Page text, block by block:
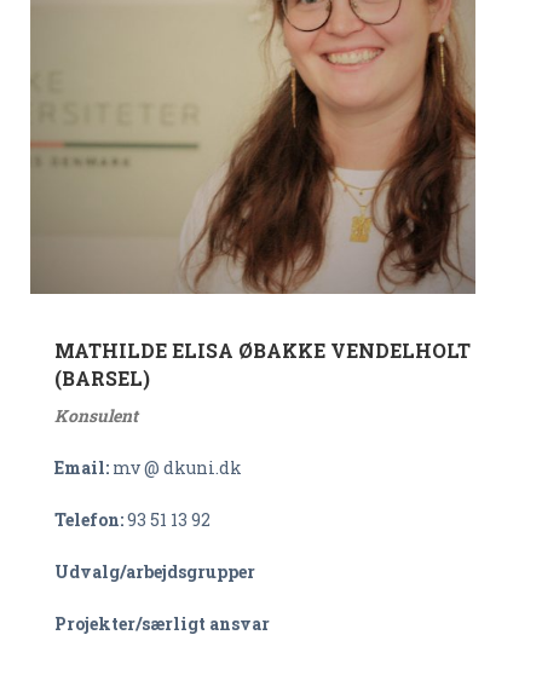
MATHILDE ELISA ØBAKKE VENDELHOLT
(BARSEL)
Konsulent
Email: mv @ dkuni.dk
Telefon:93 51 13 92
Udvalg/arbejdsgrupper
Projekter/særligt ansvar